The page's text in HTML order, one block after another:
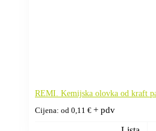
REMI. Kemijska olovka od kraft
Cijena: od 0,11 € + pdv